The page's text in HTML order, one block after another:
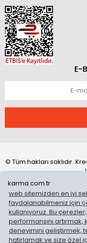
karma.com.tr
web sitemizden en iyi
faydalanabilmeniz için
kullanıyoruz. Bu
performansını artırmak,
deneyimini geliştirmek,
hatırlamak ve size özel
E-
© Tüm hakları saklıdır.
ONLİNE